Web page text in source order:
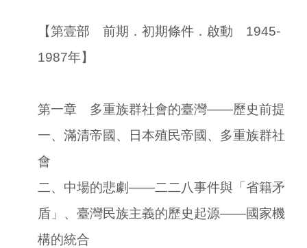
【第壹部 前期．初期條件．啟動 1945-
1987年】
第一章 多重族群社會的臺灣――歷史前提
一、滿清帝國、日本殖民帝國、多重族群社
會
二、中場的悲劇――二二八事件與「省籍矛
盾」、臺灣民族主義的歷史起源――國家機
構的統合